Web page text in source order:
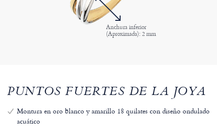
Anchura inferior
(Aproximada): 2 mm
PUNTOS FUERTES DE LA JOYA
Montura en oro blanco y amarillo 18 quilates con diseño ondulado
acuático